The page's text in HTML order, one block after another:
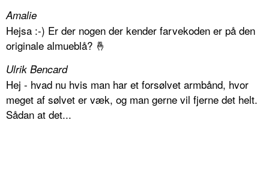
Amalie
Hejsa :-) Er der nogen der kender farvekoden er på den
originale almueblå? 🤞
Ulrik Bencard
Hej - hvad nu hvis man har et forsølvet armbånd, hvor
meget af sølvet er væk, og man gerne vil fjerne det helt.
Sådan at det...